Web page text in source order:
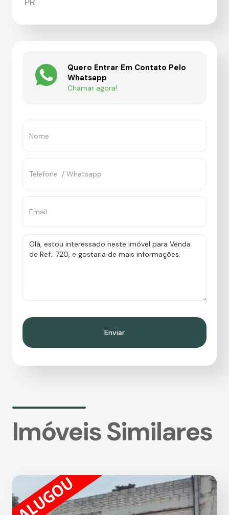
Quero Entrar Em Contato Pelo
Whatsapp
Chamar agora!
Imóveis Similares